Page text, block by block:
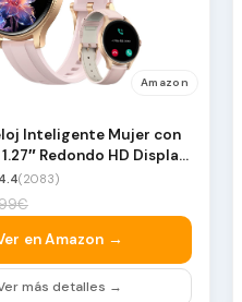
Amazon
Inteligente Mujer con
Redondo HD Display
4.4(2083)
en Amazon →
más detalles →